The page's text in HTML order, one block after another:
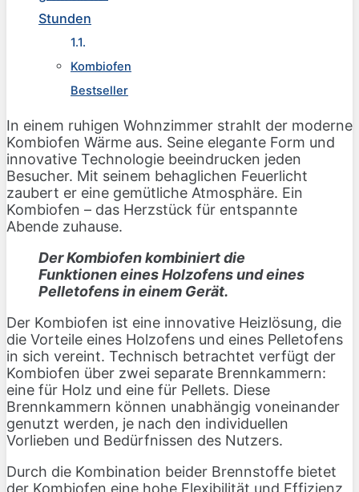
Stunden
Kombiofen
Bestseller
In einem ruhigen Wohnzimmer strahlt der moderne
Kombiofen Wärme aus. Seine elegante Form und
innovative Technologie beeindrucken jeden
Besucher. Mit seinem behaglichen Feuerlicht
zaubert er eine gemütliche Atmosphäre. Ein
Kombiofen – das Herzstück für entspannte
Abende zuhause.
Der Kombiofen kombiniert die
Funktionen eines Holzofens und eines
Pelletofens in einem Gerät.
Der Kombiofen ist eine innovative Heizlösung, die
die Vorteile eines Holzofens und eines Pelletofens
in sich vereint. Technisch betrachtet verfügt der
Kombiofen über zwei separate Brennkammern:
eine für Holz und eine für Pellets. Diese
Brennkammern können unabhängig voneinander
genutzt werden, je nach den individuellen
Vorlieben und Bedürfnissen des Nutzers.
Durch die Kombination beider Brennstoffe bietet
der Kombiofen eine hohe Flexibilität und Effizienz